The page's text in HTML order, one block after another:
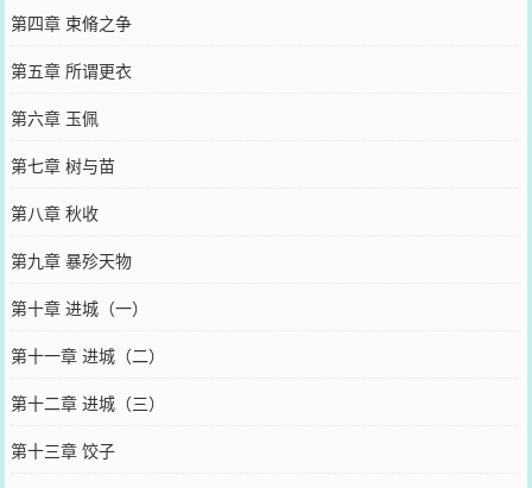
第四章 束脩之争
第五章 所谓更衣
第六章 玉佩
第七章 树与苗
第八章 秋收
第九章 暴殄天物
第十章 进城（一）
第十一章 进城（二）
第十二章 进城（三）
第十三章 饺子